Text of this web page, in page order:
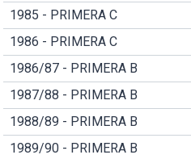
1985 - PRIMERA C
1986 - PRIMERA C
1986/87 - PRIMERA B
1987/88 - PRIMERA B
1988/89 - PRIMERA B
1989/90 - PRIMERA B